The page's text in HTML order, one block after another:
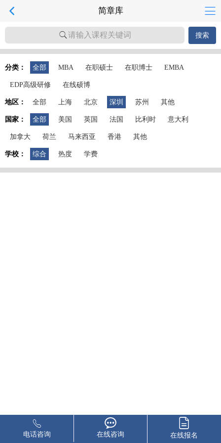
简章库
请输入课程关键词 搜索
分类： 全部 MBA 在职硕士 在职博士 EMBA
EDP高级研修 在线硕博
地区： 全部 上海 北京 深圳 苏州 其他
国家： 全部 美国 英国 法国 比利时 意大利
加拿大 荷兰 马来西亚 香港 其他
学校： 综合 热度 学费
电话咨询 在线咨询 在线报名